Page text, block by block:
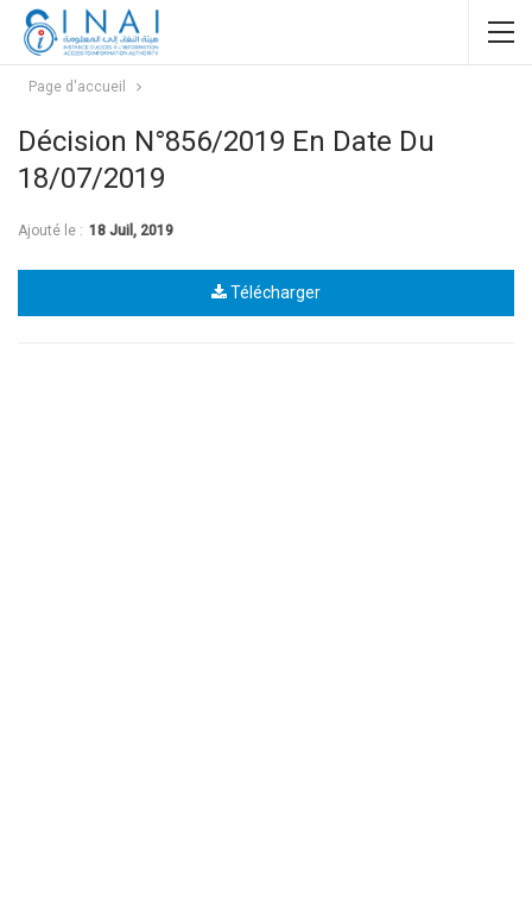
Page d'accueil
Décision N°856/2019 En Date Du
18/07/2019
Ajouté le : 18 Juil, 2019
Télécharger